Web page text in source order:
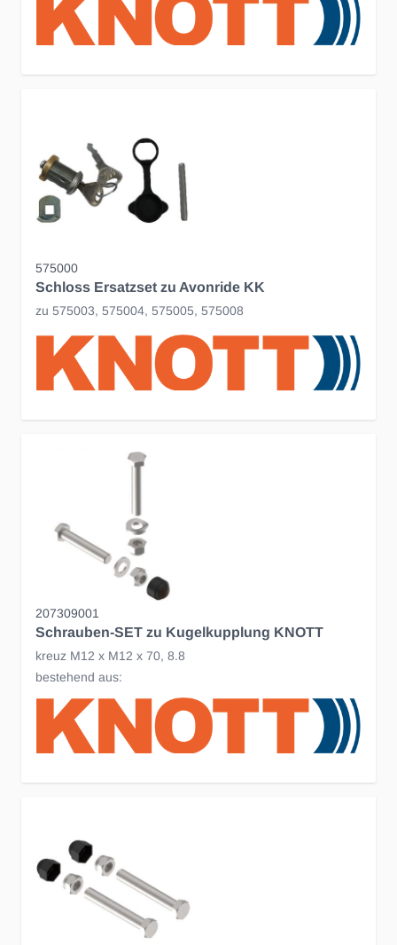
575000
Schloss Ersatzset zu Avonride KK
zu 575003, 575004, 575005, 575008
207309001
Schrauben-SET zu Kugelkupplung KNOTT
kreuz M12 x M12 x 70, 8.8
bestehend aus: